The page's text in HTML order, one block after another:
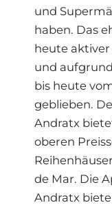
und
haben. Das
heute aktiver
und
bis heute
geblieben.
Andratx
oberen
de Mar. Die
Andratx